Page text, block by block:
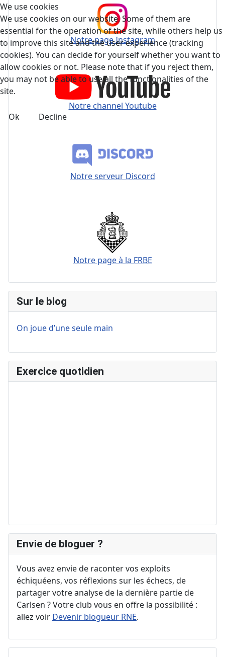
Notre page Instagram
Notre channel Youtube
Notre serveur Discord
Notre page à la FRBE
Sur le blog
On joue d’une seule main
Exercice quotidien
Envie de bloguer ?
Vous avez envie de raconter vos exploits
échiquéens, vos réflexions sur les échecs, de
partager votre analyse de la dernière partie de
Carlsen ? Votre club vous en offre la possibilité :
allez voir Devenir blogueur RNE.
We use cookies
We use cookies on our website. Some of them are
essential for the operation of the site, while others help us
to improve this site and the user experience (tracking
cookies). You can decide for yourself whether you want to
allow cookies or not. Please note that if you reject them,
you may not be able to use all the functionalities of the
site.
Ok Decline